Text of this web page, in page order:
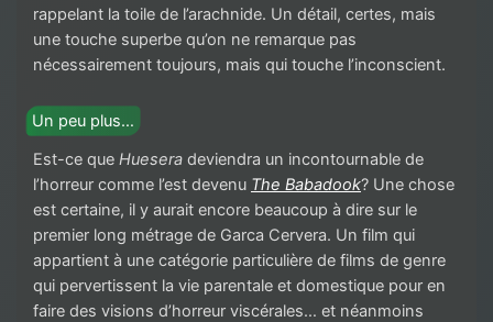
rappelant la toile de l’arachnide. Un détail, certes, mais
une touche superbe qu’on ne remarque pas
nécessairement toujours, mais qui touche l’inconscient.
Un peu plus…
Est-ce que Huesera deviendra un incontournable de
l’horreur comme l’est devenu The Babadook? Une chose
est certaine, il y aurait encore beaucoup à dire sur le
premier long métrage de Garca Cervera. Un film qui
appartient à une catégorie particulière de films de genre
qui pervertissent la vie parentale et domestique pour en
faire des visions d’horreur viscérales… et néanmoins